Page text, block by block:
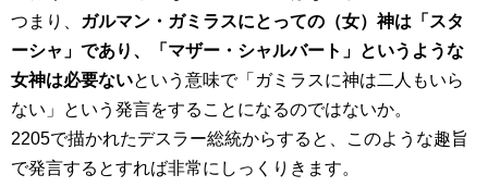
つまり、
ガルマン・ガミラスにとっての（女）神は「スタ
ーシャ」であり、「マザー・シャルバート」というような
女神は必要ないという意味で「ガミラスに神は二人もいら
ない」という発言をすることになるのではないか。
2205で描かれたデスラー総統からすると、このような趣旨
で発言するとすれば非常にしっくりきます。